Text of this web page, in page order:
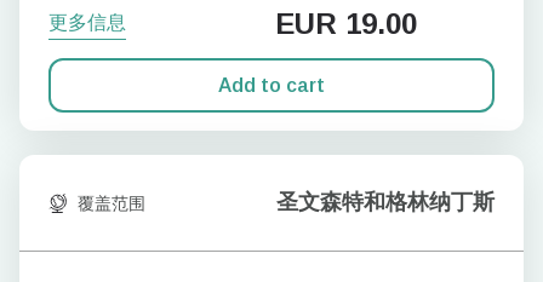
更多信息 EUR 19.00
Add to cart
覆盖范围 圣文森特和格林纳丁斯